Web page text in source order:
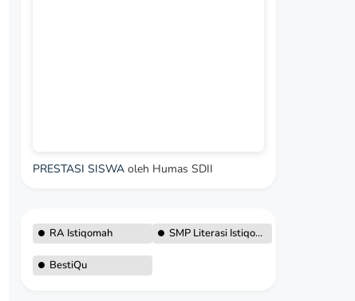
PRESTASI SISWAoleh Humas SDII
RA Istiqomah SMP Literasi Istiqomah
BestiQu